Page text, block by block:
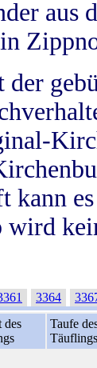
aus
wird
3364
des
Taufe
Täuflings